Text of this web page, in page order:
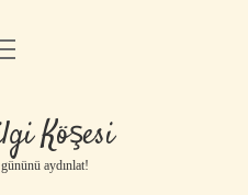
Köşesi
aydınlat!